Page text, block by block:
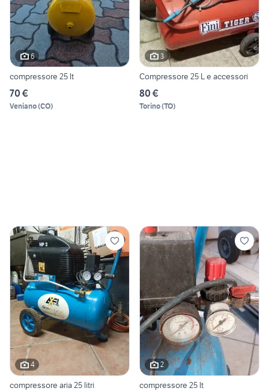
6
compressore 25 lt
70 €
Veniano(CO)
3
Compressore 25 L e accessori
80 €
Torino(TO)
4
compressore aria 25 litri
2
compressore 25 lt